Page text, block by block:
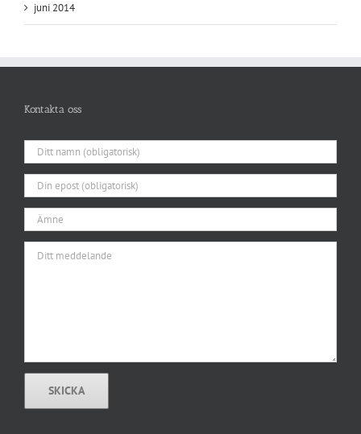
juni 2014
Kontakta oss